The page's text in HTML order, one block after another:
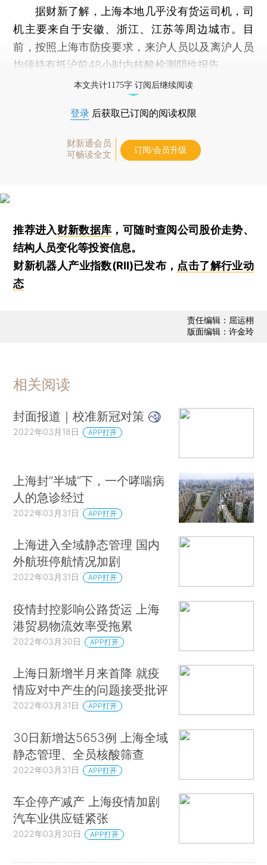
据财新了解，上海本地几乎没有货运司机，司
机主要来自于安徽、浙江、江苏等周边城市。目
前，按照上海市防疫要求，来沪人员以及离沪人员
均须持有抵沪前48小时内核酸检测阴性报告。
本文共计1175字 订阅后继续阅读
登录 后获取已订阅的阅读权限
财新通会员
可畅读全文
订阅/会员升级
推荐进入财新数据库 ，可随时查阅公司股价走势、
结构人员变化等投资信息。
财新机器人产业指数(RII)已发布， 点击了解行业动
态
责任编辑：屈运栩
版面编辑：许金玲
相关阅读
封面报道｜校准新冠对策
2022年03月18日 APP打开
上海封“半城”下，一个哮喘病
人的急诊经过
2022年03月31日 APP打开
上海进入全域静态管理 国内
外航班停航情况加剧
2022年03月31日 APP打开
疫情封控影响公路货运 上海
港贸易物流效率受拖累
2022年03月30日 APP打开
上海日新增半月来首降 就疫
情应对中产生的问题接受批评
2022年03月31日 APP打开
30日新增达5653例 上海全域
静态管理、全员核酸筛查
2022年03月31日 APP打开
车企停产减产 上海疫情加剧
汽车业供应链紧张
2022年03月30日 APP打开